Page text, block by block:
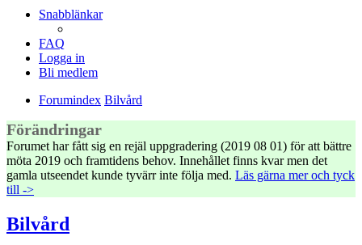
Snabblänkar
FAQ
Logga in
Bli medlem
Forumindex Bilvård
Förändringar
Forumet har fått sig en rejäl uppgradering (2019 08 01) för att bättre
möta 2019 och framtidens behov. Innehållet finns kvar men det
gamla utseendet kunde tyvärr inte följa med. Läs gärna mer och tyck
till ->
Bilvård